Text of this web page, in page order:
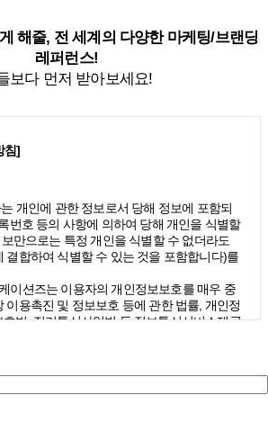
해줄, 전 세계의 다양한 마케팅/브랜딩
레퍼런스!
보다 먼저 받아보세요!
침]
개인에 관한 정보로서 당해 정보에 포함되
번호 등의 사항에 의하여 당해 개인을 식별할
만으로는 특정 개인을 식별할 수 없더라도
결합하여 식별할 수 있는 것을 포함합니다)를
이션즈는 이용자의 개인정보보호를 매우 중
이용촉진 및 정보보호 등에 관한 법률, 개인정
법, 전기통신사업법 등 정보통신서비스제공
하여 이용자가 제공하는 개인정보가 어떠한
려드립니다.
필요한 절차를 정하고 있으며, 개인정보처